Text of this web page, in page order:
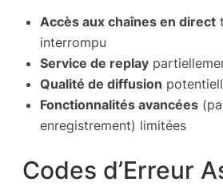
Accès aux chaînes en direct
interrompu
Service de replay
Qualité de diffusion
Fonctionnalités avancées
enregistrement) limitées
Codes d’Erreur